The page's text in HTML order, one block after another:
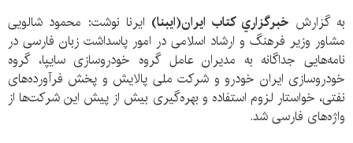
به گزارش خبرگزاري كتاب ايران(ايبنا) ايرنا نوشت: محمود شالویی
مشاور وزیر فرهنگ و ارشاد اسلامی در امور پاسداشت زبان فارسی در
نامه‌هایی جداگانه به مدیران عامل گروه خودروسازی سایپا، گروه
خودروسازی ایران خودرو و شرکت ملی پالایش و پخش فرآورده‌های
نفتی، خواستار لزوم استفاده و بهره‌گیری بیش از پیش این شرکت‌ها از
واژه‌های فارسی شد.